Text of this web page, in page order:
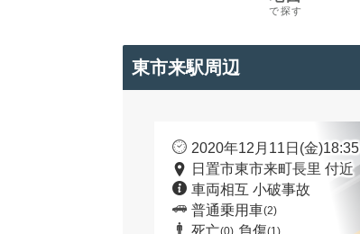
で探す
東市来駅周辺
2020年12月11日(金)18:35
日置市東市来町長里 付近
車両相互 小破事故
普通乗用車(2)
死亡(0) 負傷(1)